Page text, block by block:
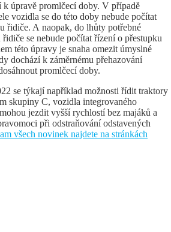
úpravě promlčecí doby. V případě
vozidla se do této doby nebude počítat
řidiče. A naopak, do lhůty potřebné
se nebude počítat řízení o přestupku
této úpravy je snaha omezit úmyslné
dochází k záměrnému přehazování
promlčecí doby.
se týkají například možnosti řídit traktory
skupiny C, vozidla integrovaného
jezdit vyšší rychlostí bez majáků a
při odstraňování odstavených
všech novinek najdete na stránkách